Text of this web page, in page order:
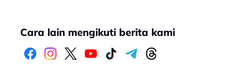
Cara lain mengikuti berita kami